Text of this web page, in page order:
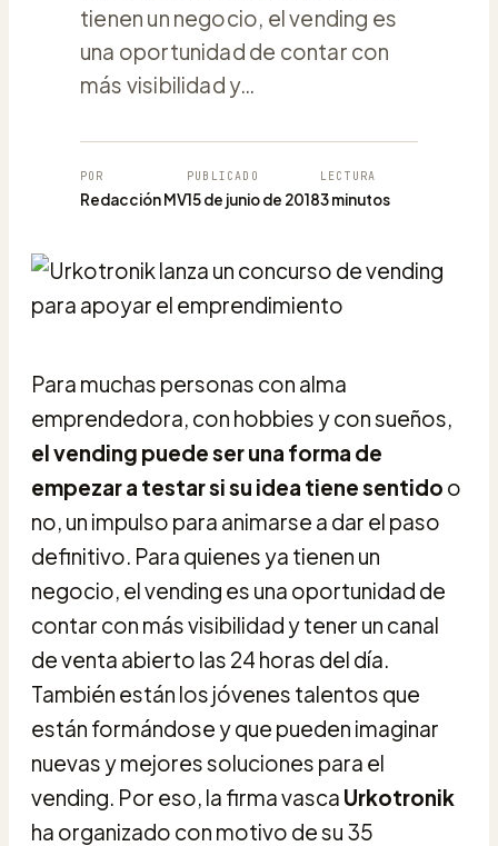
tienen un negocio, el vending es
una oportunidad de contar con
más visibilidad y…
POR
Redacción MV
PUBLICADO
15 de junio de 2018
LECTURA
3 minutos
Para muchas personas con alma
emprendedora, con hobbies y con sueños,
el vending puede ser una forma de
empezar a testar si su idea tiene sentido o
no, un impulso para animarse a dar el paso
definitivo. Para quienes ya tienen un
negocio, el vending es una oportunidad de
contar con más visibilidad y tener un canal
de venta abierto las 24 horas del día.
También están los jóvenes talentos que
están formándose y que pueden imaginar
nuevas y mejores soluciones para el
vending. Por eso, la firma vasca Urkotronik
ha organizado con motivo de su 35